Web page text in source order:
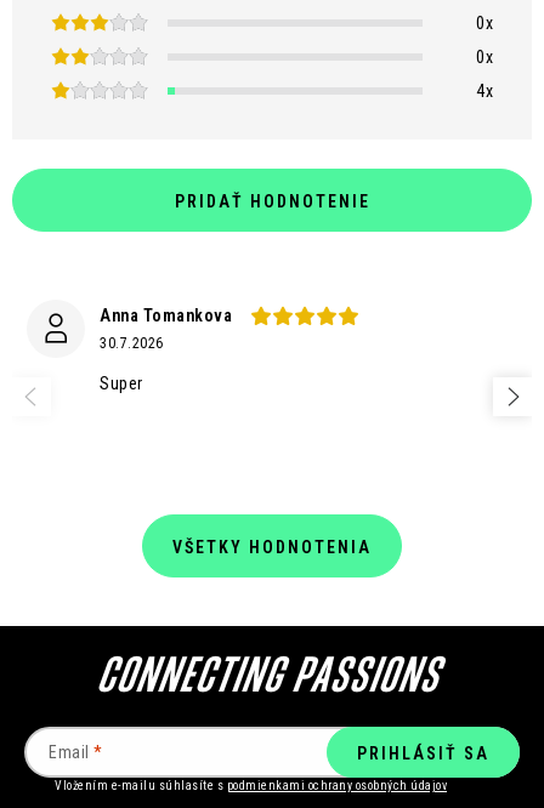
0x
0x
4x
PRIDAŤ HODNOTENIE
Anna Tomankova
30.7.2026
Super
VŠETKY HODNOTENIA
Email
Vložením e-mailu súhlasíte s podmienkami ochrany osobných údajov
PRIHLÁSIŤ SA